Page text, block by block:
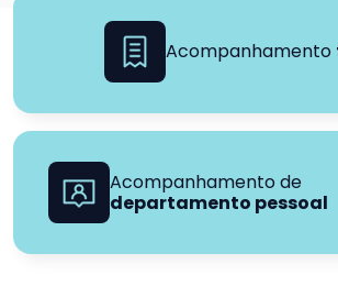
Acompanhamento
Acompanhamento de
departamento pessoal